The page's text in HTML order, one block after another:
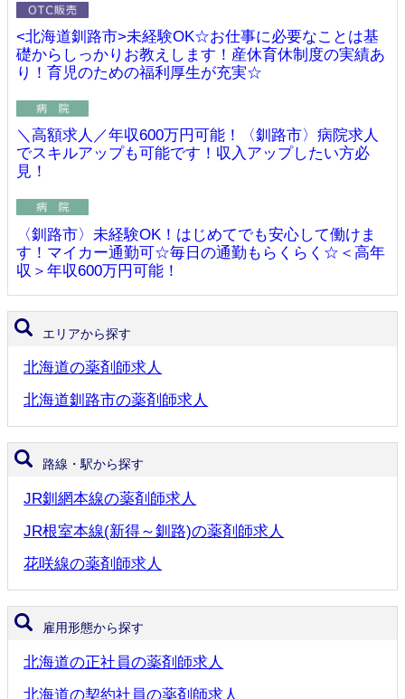
<北海道釧路市>未経験OK☆お仕事に必要なことは基
礎からしっかりお教えします！産休育休制度の実績あ
り！育児のための福利厚生が充実☆
＼高額求人／年収600万円可能！〈釧路市〉病院求人
でスキルアップも可能です！収入アップしたい方必
見！
〈釧路市〉未経験OK！はじめてでも安心して働けま
す！マイカー通勤可☆毎日の通勤もらくらく☆＜高年
収＞年収600万円可能！
エリアから探す
北海道の薬剤師求人
北海道釧路市の薬剤師求人
路線・駅から探す
JR釧網本線の薬剤師求人
JR根室本線(新得～釧路)の薬剤師求人
花咲線の薬剤師求人
雇用形態から探す
北海道の正社員の薬剤師求人
北海道の契約社員の薬剤師求人